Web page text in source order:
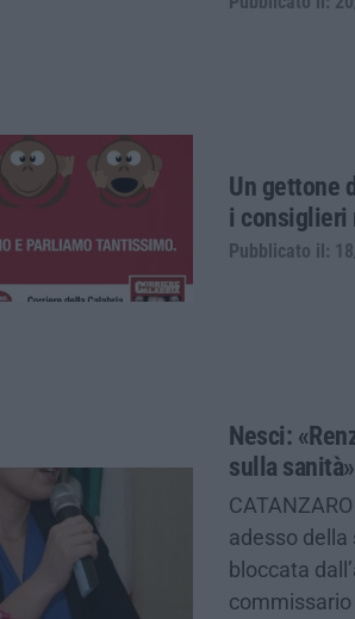
Un gettone
i consiglieri
Pubblicato il:
Nesci:
sulla sanità»
adesso della
bloccata